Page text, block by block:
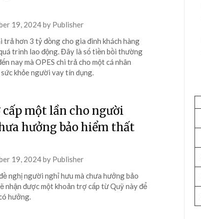
19, 2024by Publisher
trả hơn 3 tỷ đồng cho gia đình khách hàng
trình lao động. Đây là số tiền bồi thường
nay mà OPES chi trả cho một cá nhân
khỏe người vay tín dụng.
một lần cho người
hưởng bảo hiểm thất
19, 2024by Publisher
nghị người nghỉ hưu mà chưa hưởng bảo
nhận được một khoản trợ cấp từ Quỹ này để
hưởng.